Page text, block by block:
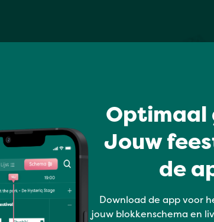
Optimaal
Jouw
de
Download de app voor
jouw blokkenschema en